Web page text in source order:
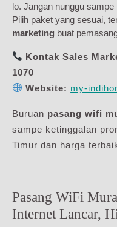
lo. Jangan nunggu
Pilih paket yang sesuai,
marketing buat
Kontak Sales
1070
Website: my-
Buruan pasang wifi
sampe ketinggalan
Timur dan harga
Pasang WiFi
Internet Lancar,